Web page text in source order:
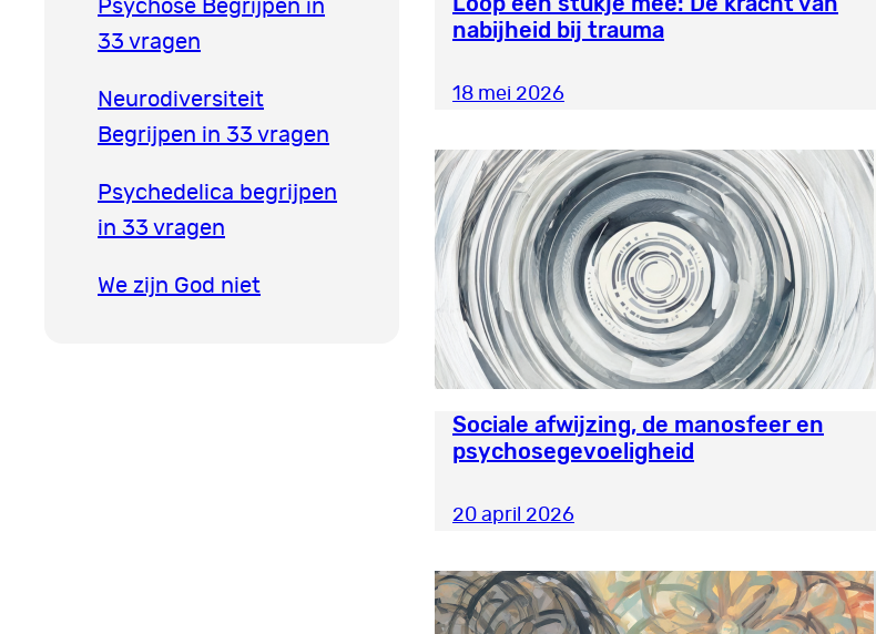
Psychose Begrijpen in
33 vragen
Neurodiversiteit
Begrijpen in 33 vragen
Psychedelica begrijpen
in 33 vragen
We zijn God niet
nabijheid bij trauma
18 mei 2026
Sociale afwijzing, de manosfeer en
psychosegevoeligheid
20 april 2026